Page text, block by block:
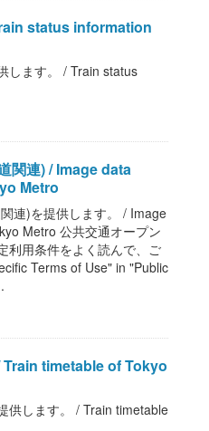
status information
します。 / Train status
関連) / Image data
Metro
連)を提供します。 / Image
Metro 公共交通オープン
利用条件をよく読んで、ご
Terms of Use" in "Public
Train timetable of Tokyo
供します。 / Train timetable